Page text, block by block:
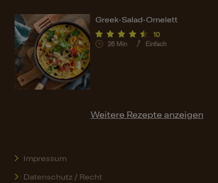
Greek-Salad-Omelett
10
26 Min Einfach
Weitere Rezepte anzeigen
Impressum
Datenschutz / Recht